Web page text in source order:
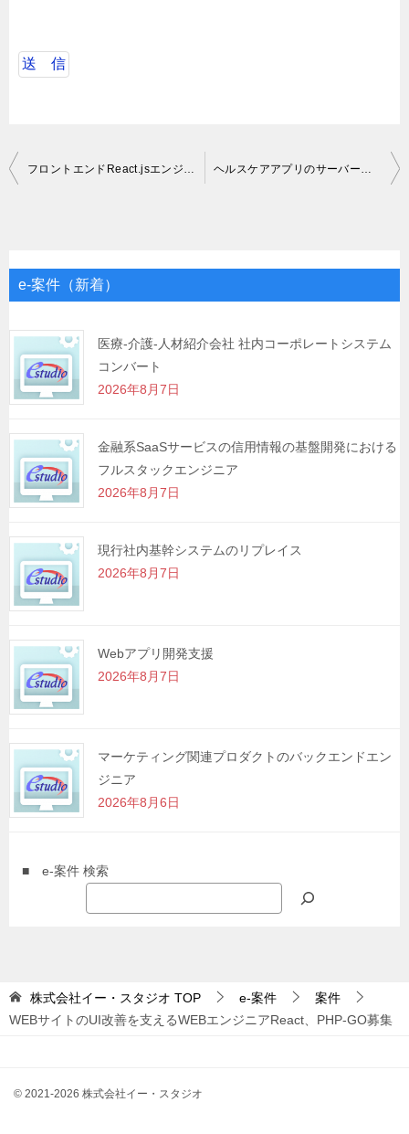
投
ゲ
シ
ョ
ン
フロントエンドReact.jsエンジニア1名募集SE ヘルスケアアプリのサーバーサイド開発
e-案件（新着）
医療-介護-人材紹介会社 社内コーポレートシステム
コンバート
2026年8月7日
金融系SaaSサービスの信用情報の基盤開発における
フルスタックエンジニア
2026年8月7日
現行社内基幹システムのリプレイス
2026年8月7日
Webアプリ開発支援
2026年8月7日
マーケティング関連プロダクトのバックエンドエン
ジニア
2026年8月6日
■ e-案件 検索
株式会社イー・スタジオ TOP e-案件
案件
WEBサイトのUI改善を支えるWEBエンジニアReact、PHP-GO募集
© 2021-2026 株式会社イー・スタジオ